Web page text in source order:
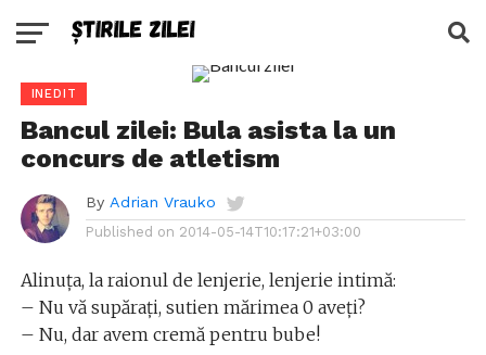
INEDIT
Bancul zilei: Bula asista la un
concurs de atletism
By Adrian Vrauko
Published on 2014-05-14T10:17:21+03:00
Alinuţa, la raionul de lenjerie, lenjerie intimă:
– Nu vă supăraţi, sutien mărimea 0 aveți?
– Nu, dar avem cremă pentru bube!